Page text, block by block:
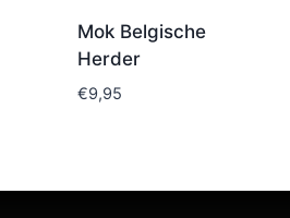
Mok Belgische
Herder
€9,95